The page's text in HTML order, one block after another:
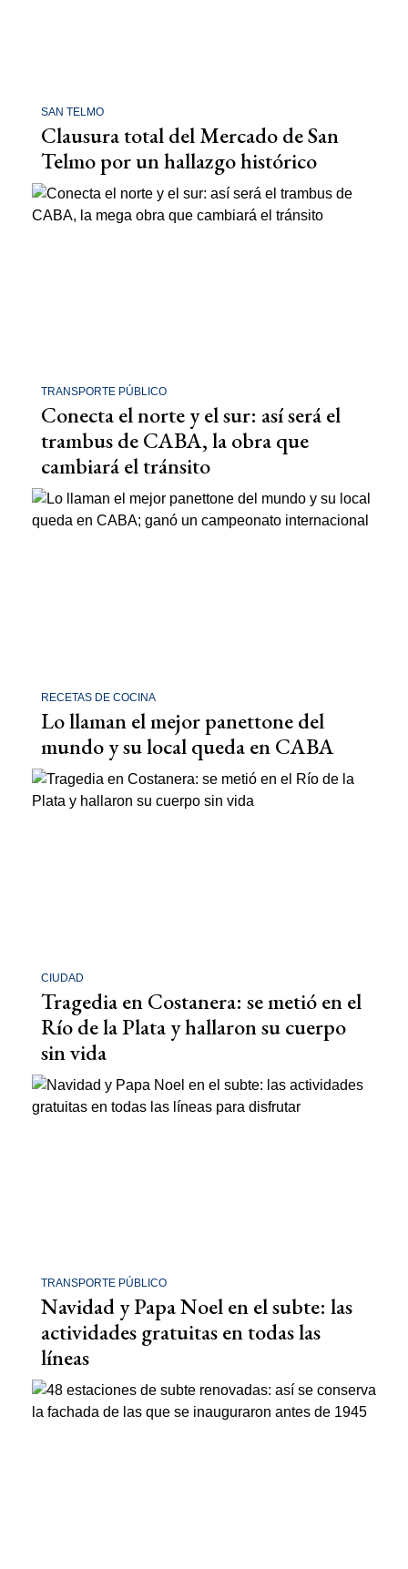
SAN TELMO
Clausura total del Mercado de San
Telmo por un hallazgo histórico
TRANSPORTE PÚBLICO
Conecta el norte y el sur: así será el
trambus de CABA, la obra que
cambiará el tránsito
RECETAS DE COCINA
Lo llaman el mejor panettone del
mundo y su local queda en CABA
CIUDAD
Tragedia en Costanera: se metió en el
Río de la Plata y hallaron su cuerpo
sin vida
TRANSPORTE PÚBLICO
Navidad y Papa Noel en el subte: las
actividades gratuitas en todas las
líneas